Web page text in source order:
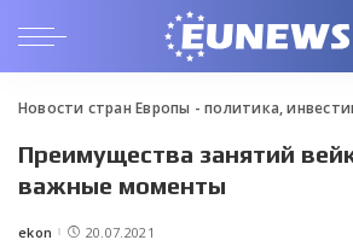
Новости стран Европы - политика,
Преимущества занятий
важные моменты
ekon 20.07.2021